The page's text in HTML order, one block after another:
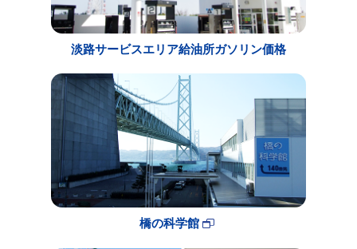
淡路サービスエリア給油所ガソリン価格
橋の科学館